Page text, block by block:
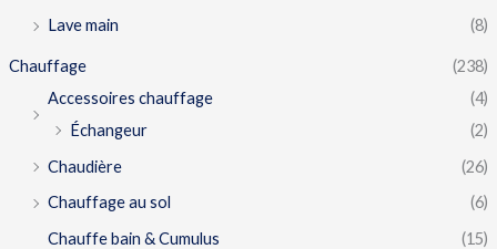
Lave main
(8)
Chauffage
(238)
Accessoires chauffage
(4)
Échangeur
(2)
Chaudière
(26)
Chauffage au sol
(6)
Chauffe bain & Cumulus
(15)